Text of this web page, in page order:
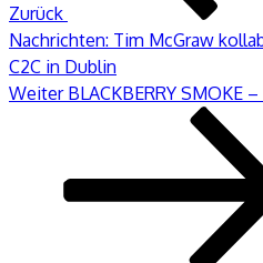
Zurück
Nachrichten: Tim McGraw
C2C in Dublin
Nächster
Weiter BLACKBERRY SMOKE